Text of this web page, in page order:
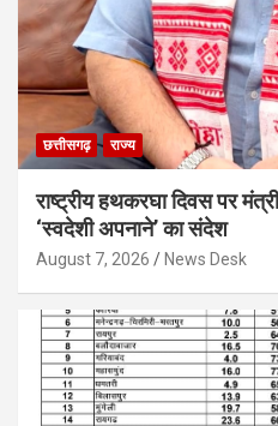
छत्तीसगढ़ राज्य
राष्ट्रीय हथकरघा दिवस पर
‘स्वदेशी अपनाने’ का संदेश
August 7, 2026 News Desk